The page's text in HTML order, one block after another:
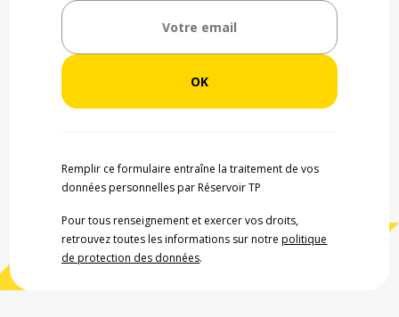
Remplir ce formulaire entraîne la traitement de vos
données personnelles par Réservoir TP
Pour tous renseignement et exercer vos droits,
retrouvez toutes les informations sur notrepolitique
de protection des données.